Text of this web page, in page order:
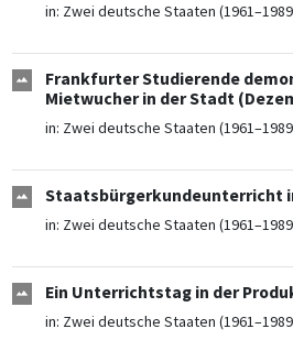
in: Zwei deutsche Staaten
Frankfurter Studierende
Mietwucher in der Stadt
in: Zwei deutsche Staaten
Staatsbürgerkundeunterricht
in: Zwei deutsche Staaten
Ein Unterrichtstag in der
in: Zwei deutsche Staaten